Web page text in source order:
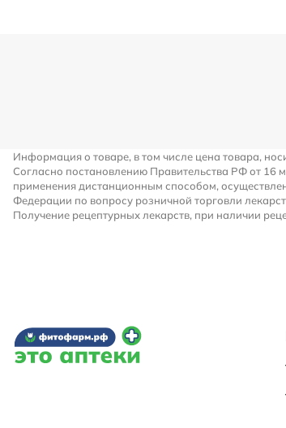
Информация о товаре, в том числе цена товара,
Согласно постановлению Правительства РФ от 16
применения дистанционным способом,
Федерации по вопросу розничной торговли
Получение рецептурных лекарств, при наличии